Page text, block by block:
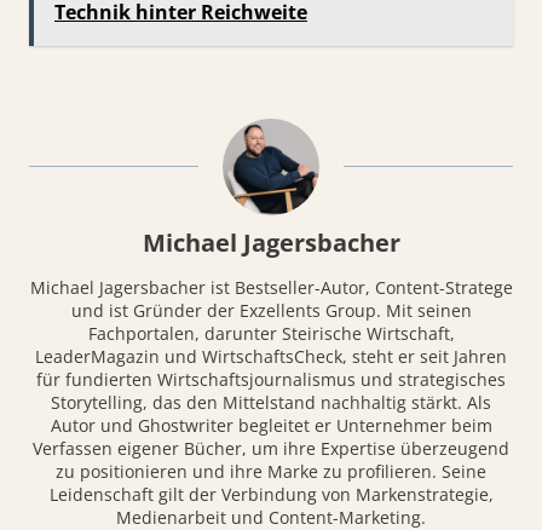
Technik hinter Reichweite
Michael Jagersbacher
Michael Jagersbacher ist Bestseller-Autor, Content-Stratege
und ist Gründer der Exzellents Group. Mit seinen
Fachportalen, darunter Steirische Wirtschaft,
LeaderMagazin und WirtschaftsCheck, steht er seit Jahren
für fundierten Wirtschaftsjournalismus und strategisches
Storytelling, das den Mittelstand nachhaltig stärkt. Als
Autor und Ghostwriter begleitet er Unternehmer beim
Verfassen eigener Bücher, um ihre Expertise überzeugend
zu positionieren und ihre Marke zu profilieren. Seine
Leidenschaft gilt der Verbindung von Markenstrategie,
Medienarbeit und Content-Marketing.